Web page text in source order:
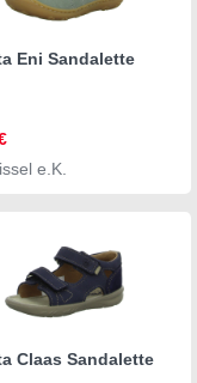
Eni Sandalette
e.K.
Claas Sandalette